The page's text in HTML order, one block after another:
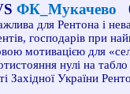
ФК_Мукачево
для Рентона і
господарів при
мотивацією для
нулі на
Західної України